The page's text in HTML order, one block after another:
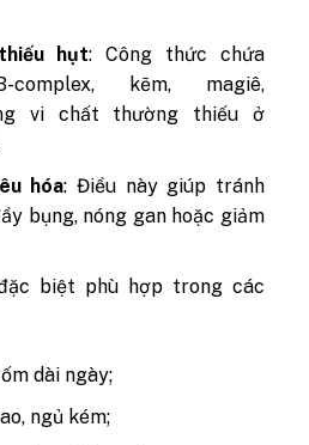
hụt: Công thức chứa
kẽm, magiê,
vi chất thường thiếu ở
hóa: Điều này giúp tránh
bụng, nóng gan hoặc giảm
biệt phù hợp trong các
dài ngày;
ngủ kém;